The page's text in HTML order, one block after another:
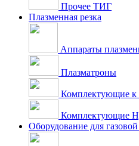
Прочее ТИГ
Плазменная резка
Аппараты
Плазматроны
Комплектующие к
Комплектующие
Оборудование для